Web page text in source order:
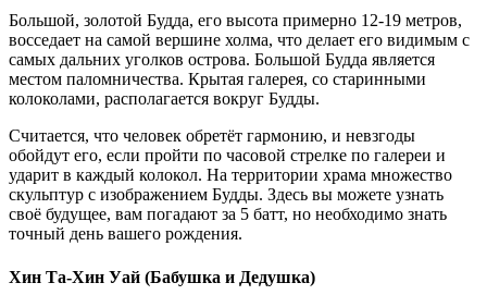
Большой, золотой Будда, его высота примерно 12-19 метров,
восседает на самой вершине холма, что делает его видимым с
самых дальних уголков острова. Большой Будда является
местом паломничества. Крытая галерея, со старинными
колоколами, располагается вокруг Будды.
Считается, что человек обретёт гармонию, и невзгоды
обойдут его, если пройти по часовой стрелке по галереи и
ударит в каждый колокол. На территории храма множество
скульптур с изображением Будды. Здесь вы можете узнать
своё будущее, вам погадают за 5 батт, но необходимо знать
точный день вашего рождения.
Хин Та-Хин Уай (Бабушка и Дедушка)